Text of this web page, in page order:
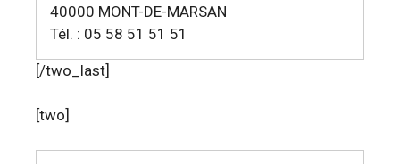
40000 MONT-DE-MARSAN
Tél. : 05 58 51 51 51
[/two_last]
[two]